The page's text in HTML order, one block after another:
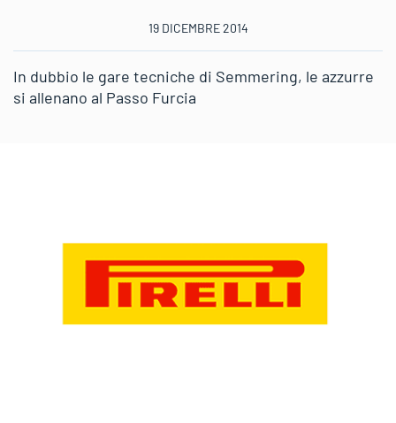
19 DICEMBRE 2014
In dubbio le gare tecniche di Semmering, le azzurre
si allenano al Passo Furcia